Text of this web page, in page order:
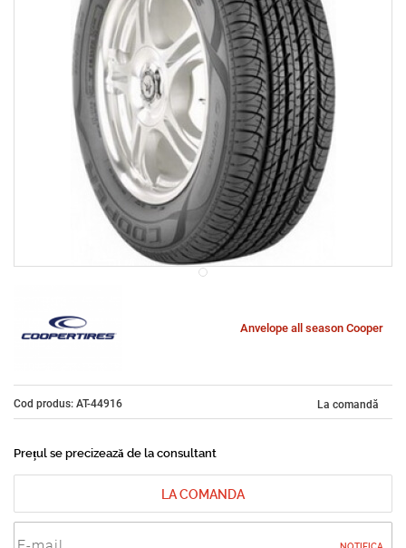
Anvelope all season Cooper
Cod produs: AT-44916 La comandă
Prețul se precizează de la consultant
LA COMANDA